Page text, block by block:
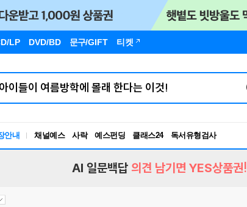
LP DVD/BD 문구/GIFT 티켓
안내 채널예스 사락 예스펀딩 클래스24
독서유형검사
RBTI Lab
AI 일문백답 의견 남기면 YES상품권!